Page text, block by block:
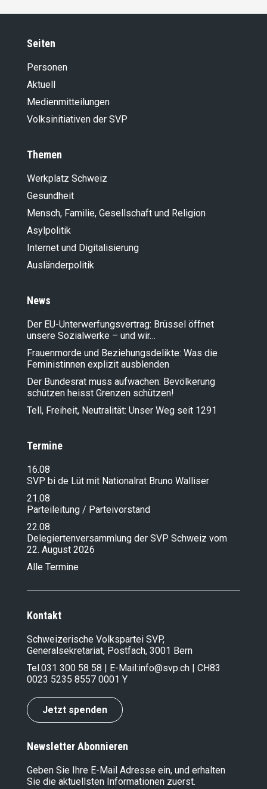
Seiten
Personen
Aktuell
Medienmitteilungen
Volksinitiativen der SVP
Themen
Werkplatz Schweiz
Gesundheit
Mensch, Familie, Gesellschaft und Religion
Asylpolitik
Internet und Digitalisierung
Ausländer­politik
News
Der EU-Unterwerfungsvertrag: Brüssel öffnet
unsere Sozialwerke – und wir…
Frauenmorde und Beziehungsdelikte: Was die
Feministinnen explizit ausblenden
Der Bundesrat muss aufwachen: Bevölkerung
schützen heisst Grenzen schützen!
Tell, Freiheit, Neutralität: Unser Weg seit 1291
Termine
16.08
SVP bi de Lüt mit Nationalrat Bruno Walliser
21.08
Parteileitung / Parteivorstand
22.08
Delegiertenversammlung der SVP Schweiz vom
22. August 2026
Alle Termine
Kontakt
Schweizerische Volkspartei SVP,
Generalsekretariat, Postfach, 3001 Bern
Tel.031 300 58 58 | E-Mail:info@svp.ch | CH83
0023 5235 8557 0001 Y
Jetzt spenden
Newsletter Abonnieren
Geben Sie Ihre E-Mail Adresse ein, und erhalten
Sie die aktuellsten Informationen zuerst.